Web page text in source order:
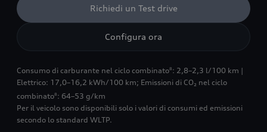
Richiedi un Test drive
Configura ora
Consumo di carburante nel ciclo combinato8 : 2,8–2,3 l/100 km |
Elettrico: 17,0–16,2 kWh/100 km; Emissioni di CO₂ nel ciclo
combinato8 : 64–53 g/km
Per il veicolo sono disponibili solo i valori di consumi ed emissioni
secondo lo standard WLTP.